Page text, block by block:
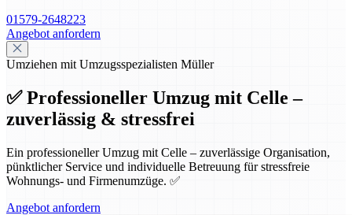
01579-2648223
Angebot anfordern
Umziehen mit Umzugsspezialisten Müller
✅ Professioneller Umzug mit Celle –
zuverlässig & stressfrei
Ein professioneller Umzug mit Celle – zuverlässige Organisation,
pünktlicher Service und individuelle Betreuung für stressfreie
Wohnungs- und Firmenumzüge. ✅
Angebot anfordern